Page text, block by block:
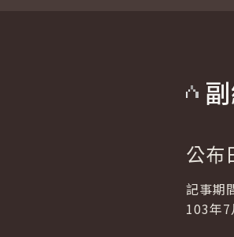
公布
記事期
103年